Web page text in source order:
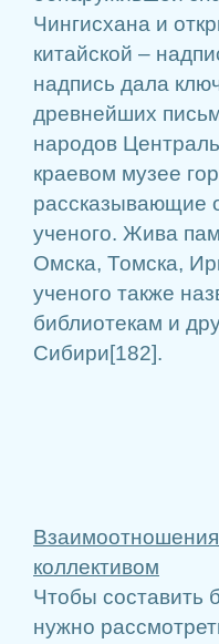
Чингисхана и
китайской –
надпись дала
древнейших
народов
краевом музее
рассказывающие
ученого. Жива
Омска, Томска,
ученого также
библиотекам и
Сибири[182].
коллективом
Чтобы составить
нужно